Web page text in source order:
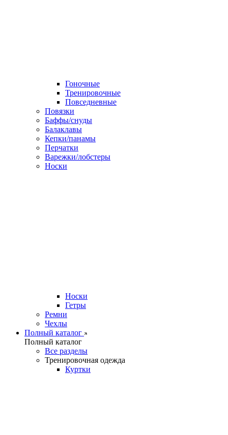
Гоночные
Тренировочные
Повседневные
Повязки
Баффы/снуды
Балаклавы
Кепки/панамы
Перчатки
Варежки/лобстеры
Носки
Носки
Гетры
Ремни
Чехлы
Полный каталог
Полный каталог
Все разделы
Тренировочная одежда
Куртки